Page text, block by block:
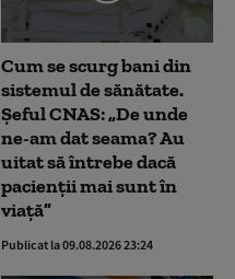
Cum se scurg bani din
sistemul de sănătate.
Șeful CNAS: „De unde
ne-am dat seama? Au
uitat să întrebe dacă
pacienții mai sunt în
viață”
Publicat la 09.08.2026 23:24